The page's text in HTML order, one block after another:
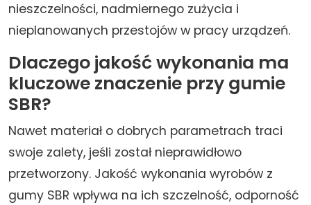
nieszczelności, nadmiernego zużycia i
nieplanowanych przestojów w pracy urządzeń.
Dlaczego jakość wykonania ma
kluczowe znaczenie przy gumie
SBR?
Nawet materiał o dobrych parametrach traci
swoje zalety, jeśli został nieprawidłowo
przetworzony. Jakość wykonania wyrobów z
gumy SBR wpływa na ich szczelność, odporność